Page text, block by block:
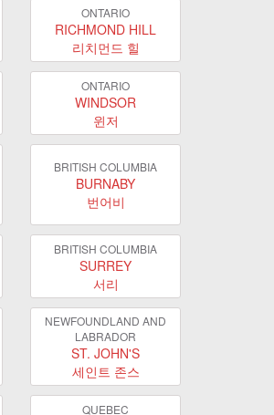
ONTARIO
RICHMOND HILL
리치먼드 힐
ONTARIO
WINDSOR
윈저
BRITISH COLUMBIA
BURNABY
번어비
BRITISH COLUMBIA
SURREY
서리
NEWFOUNDLAND AND
LABRADOR
ST. JOHN'S
세인트 존스
QUEBEC